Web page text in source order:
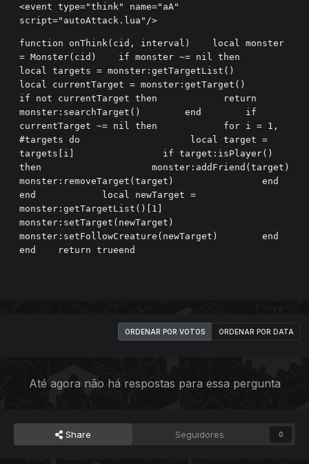
<event type="think" name="aA"
script="autoAttack.lua"/>
function onThink(cid, interval)    local monster
= Monster(cid)    if monster ~= nil then
local targets = monster:getTargetList()
local currentTarget = monster:getTarget()
if not currentTarget then            return
monster:searchTarget()        end        if
currentTarget ~= nil then            for i = 1,
#targets do                    local target =
targets[i]                if target:isPlayer()
then                    monster:addFriend(target)
monster:removeTarget(target)                end
end            local newTarget =
monster:getTargetList()[1]
monster:setTarget(newTarget)
monster:setFollowCreature(newTarget)        end
end    return trueend
ORDENAR POR VOTOS ORDENAR POR DATA
Até agora não há respostas para essa pergunta
Share Seguidores 0